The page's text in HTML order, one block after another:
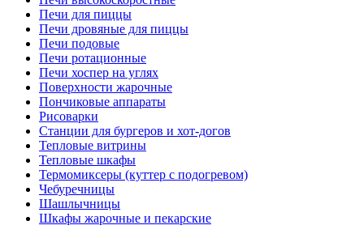
Печи для пиццы
Печи дровяные для пиццы
Печи подовые
Печи ротационные
Печи хоспер на углях
Поверхности жарочные
Пончиковые аппараты
Рисоварки
Станции для бургеров и хот-догов
Тепловые витрины
Тепловые шкафы
Термомиксеры (куттер с подогревом)
Чебуречницы
Шашлычницы
Шкафы жарочные и пекарские